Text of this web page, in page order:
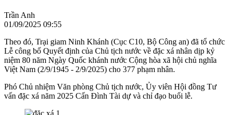
Trần Anh
01/09/2025 09:55
Theo đó, Trại giam Ninh Khánh (Cục C10, Bộ Công an) đã tổ chức
Lễ công bố Quyết định của Chủ tịch nước về đặc xá nhân dịp kỷ
niệm 80 năm Ngày Quốc khánh nước Cộng hòa xã hội chủ nghĩa
Việt Nam (2/9/1945 - 2/9/2025) cho 377 phạm nhân.
Phó Chủ nhiệm Văn phòng Chủ tịch nước, Ủy viên Hội đồng Tư
vấn đặc xá năm 2025 Cấn Đình Tài dự và chỉ đạo buổi lễ.